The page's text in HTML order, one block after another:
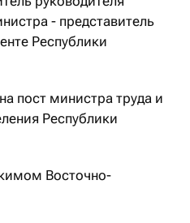
- представитель
Республики
пост министра труда и
Республики
Восточно-